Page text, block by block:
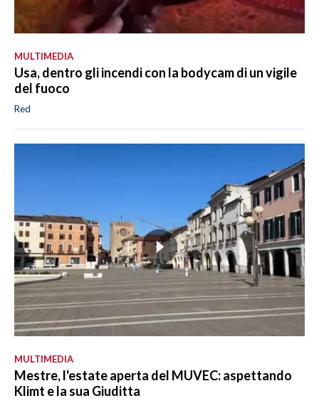
MULTIMEDIA
Usa, dentro gli incendi con la bodycam di un vigile
del fuoco
Red
MULTIMEDIA
Mestre, l'estate aperta del MUVEC: aspettando
Klimt e la sua Giuditta